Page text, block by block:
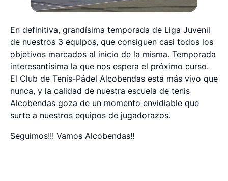
En definitiva, grandísima temporada de Liga Juvenil
de nuestros 3 equipos, que consiguen casi todos los
objetivos marcados al inicio de la misma. Temporada
interesantísima la que nos espera el próximo curso.
El Club de Tenis-Pádel Alcobendas está más vivo que
nunca, y la calidad de nuestra escuela de tenis
Alcobendas goza de un momento envidiable que
surte a nuestros equipos de jugadorazos.
Seguimos!!! Vamos Alcobendas!!